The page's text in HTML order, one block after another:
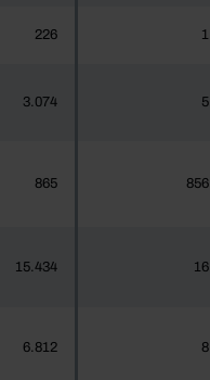
226 1
3.074 5
865 856
15.434 16
6.812 8